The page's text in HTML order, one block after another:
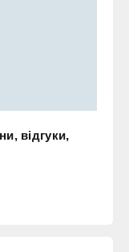
відгуки,